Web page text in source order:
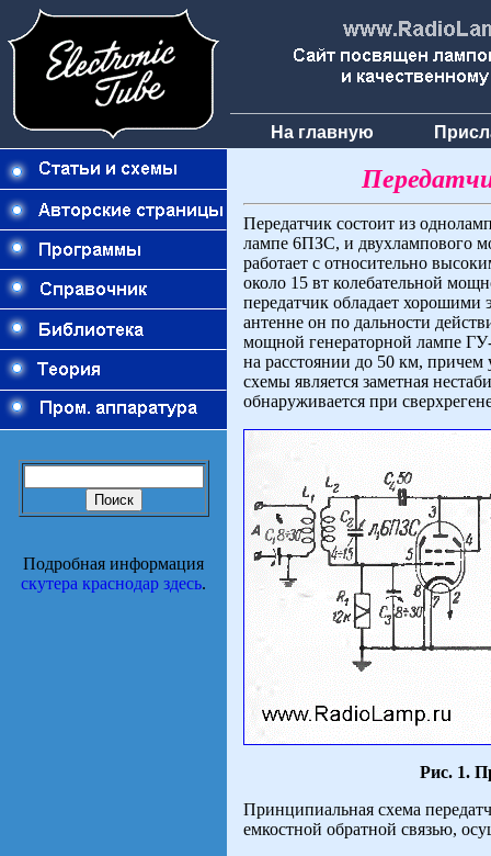
На главную
Подробная информация
скутера краснодар здесь.
Передатчик состоит из
лампе 6ПЗС, и двухлампового
работает с относительно
около 15 вт колебательной
передатчик обладает
антенне он по дальности
мощной генераторной лампе
на расстоянии до 50 км, причем
схемы является заметная
обнаруживается при
Рис. 1.
Принципиальная схема
емкостной обратной связью,